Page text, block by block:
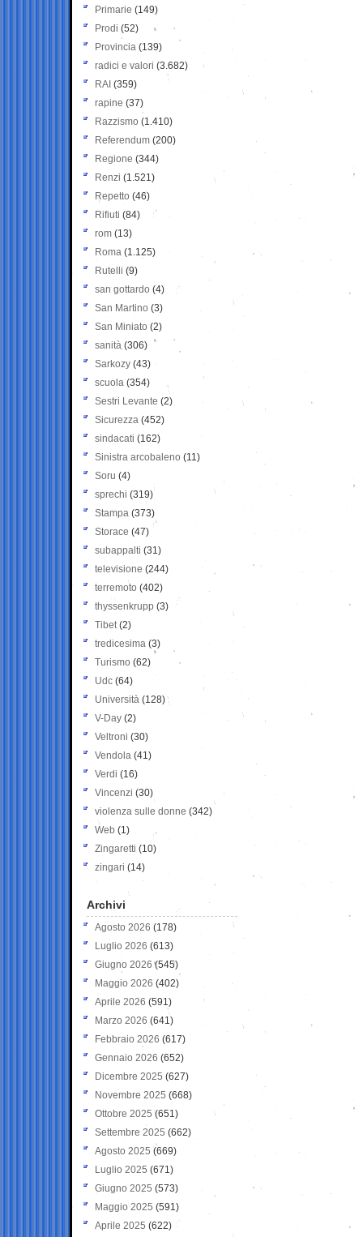
Primarie (149)
Prodi (52)
Provincia (139)
radici e valori (3.682)
RAI (359)
rapine (37)
Razzismo (1.410)
Referendum (200)
Regione (344)
Renzi (1.521)
Repetto (46)
Rifiuti (84)
rom (13)
Roma (1.125)
Rutelli (9)
san gottardo (4)
San Martino (3)
San Miniato (2)
sanità (306)
Sarkozy (43)
scuola (354)
Sestri Levante (2)
Sicurezza (452)
sindacati (162)
Sinistra arcobaleno (11)
Soru (4)
sprechi (319)
Stampa (373)
Storace (47)
subappalti (31)
televisione(244)
terremoto (402)
thyssenkrupp (3)
Tibet(2)
tredicesima (3)
Turismo (62)
Udc (64)
Università (128)
V-Day (2)
Veltroni (30)
Vendola (41)
Verdi (16)
Vincenzi (30)
violenza sulle donne (342)
Web (1)
Zingaretti (10)
zingari (14)
Archivi
Agosto 2026 (178)
Luglio 2026 (613)
Giugno 2026 (545)
Maggio 2026 (402)
Aprile 2026 (591)
Marzo 2026 (641)
Febbraio 2026 (617)
Gennaio 2026 (652)
Dicembre 2025 (627)
Novembre 2025 (668)
Ottobre 2025 (651)
Settembre 2025 (662)
Agosto 2025 (669)
Luglio 2025 (671)
Giugno 2025 (573)
Maggio 2025 (591)
Aprile 2025 (622)